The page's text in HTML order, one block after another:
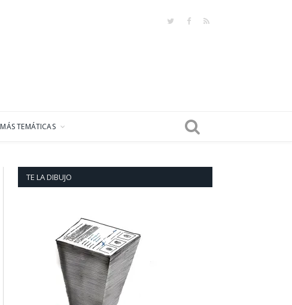
TwitterFacebook
RSS
MÁS TEMÁTICAS
TE LA DIBUJO